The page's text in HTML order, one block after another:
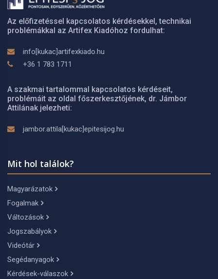
Az előfizetéssel kapcsolatos kérdésekkel, technikai
problémákkal az Artifex Kiadóhoz fordulhat:
info[kukac]artifexkiado.hu
+36 1 783 1711
A szakmai tartalommal kapcsolatos kérdéseit,
problémáit az oldal főszerkesztőjének, dr. Jámbor
Attilának jelezheti:
jambor.attila[kukac]epitesijog.hu
Mit hol találok?
Magyarázatok
Fogalmak
Változások
Jogszabályok
Videótár
Segédanyagok
Kérdések-válaszok